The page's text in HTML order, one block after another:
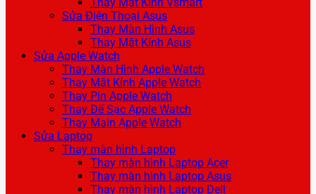
Sửa Điện Thoại Asus
Thay Màn Hình Asus
Thay Mặt Kính Asus
Sửa Apple Watch
Thay Màn Hình Apple Watch
Thay Mặt Kính Apple Watch
Thay Pin Apple Watch
Thay Đế Sạc Apple Watch
Thay Main Apple Watch
Sửa Laptop
Thay màn hình Laptop
Thay màn hình Laptop Acer
Thay màn hình Laptop Asus
Thay màn hình Laptop Dell